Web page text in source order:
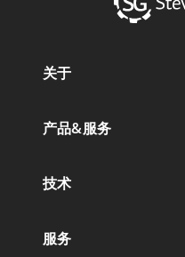
关于
产品&服务
技术
服务